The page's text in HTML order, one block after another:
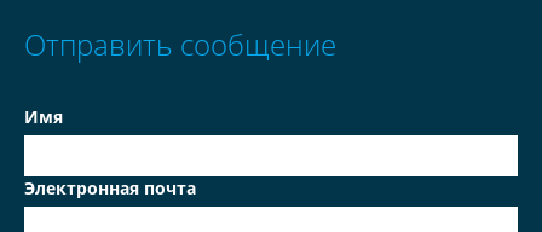
Отправить сообщение
Имя
Электронная почта